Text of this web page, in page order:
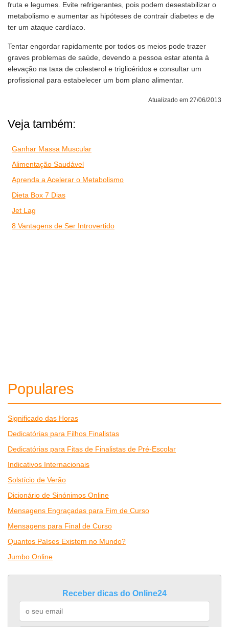
fruta e legumes. Evite refrigerantes, pois podem desestabilizar o
metabolismo e aumentar as hipóteses de contrair diabetes e de
ter um ataque cardíaco.
Tentar engordar rapidamente por todos os meios pode trazer
graves problemas de saúde, devendo a pessoa estar atenta à
elevação na taxa de colesterol e triglicéridos e consultar um
profissional para estabelecer um bom plano alimentar.
Atualizado em 27/06/2013
Veja também:
Ganhar Massa Muscular
Alimentação Saudável
Aprenda a Acelerar o Metabolismo
Dieta Box 7 Dias
Jet Lag
8 Vantagens de Ser Introvertido
Populares
Significado das Horas
Dedicatórias para Filhos Finalistas
Dedicatórias para Fitas de Finalistas de Pré-Escolar
Indicativos Internacionais
Solstício de Verão
Dicionário de Sinónimos Online
Mensagens Engraçadas para Fim de Curso
Mensagens para Final de Curso
Quantos Países Existem no Mundo?
Jumbo Online
Receber dicas do Online24